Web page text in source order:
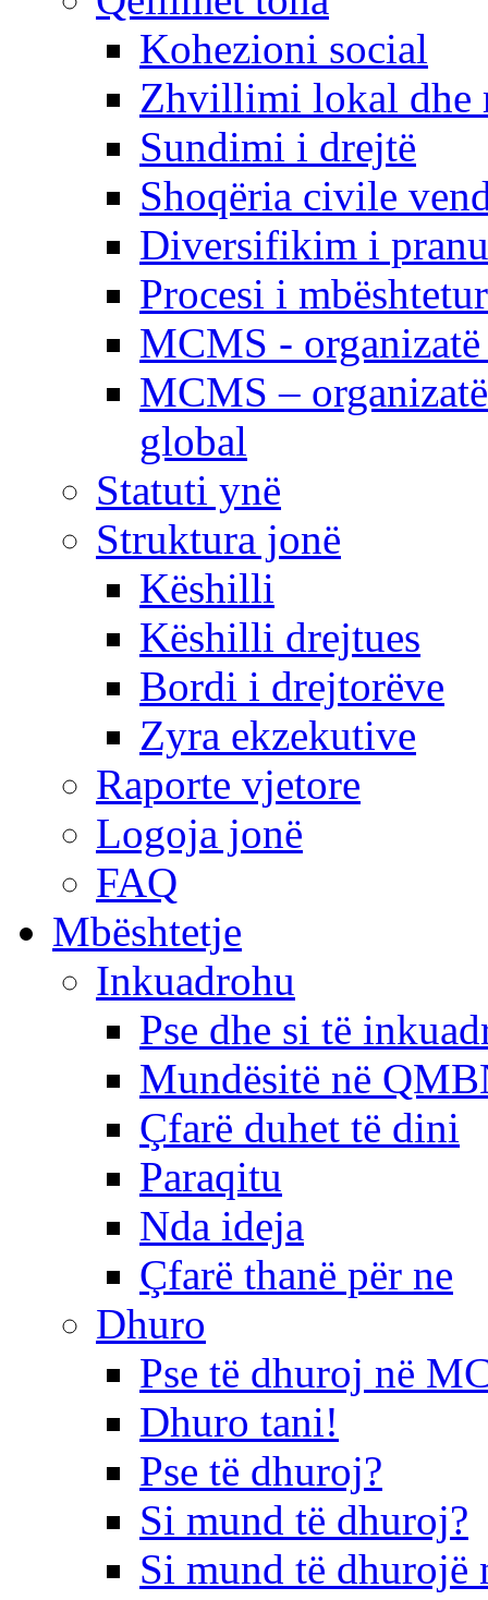
Kohezioni social
Zhvillimi lokal dhe
Sundimi i drejtë
Shoqëria civile
Diversifikim i
Procesi i
MCMS -
MCMS –
global
Statuti ynë
Struktura jonë
Këshilli
Këshilli drejtues
Bordi i drejtorëve
Zyra ekzekutive
Raporte vjetore
Logoja jonë
FAQ
Mbështetje
Inkuadrohu
Pse dhe si të
Mundësitë në
Çfarë duhet të dini
Paraqitu
Nda ideja
Çfarë thanë për ne
Dhuro
Pse të dhuroj në
Dhuro tani!
Pse të dhuroj?
Si mund të dhuroj?
Si mund të dhurojë